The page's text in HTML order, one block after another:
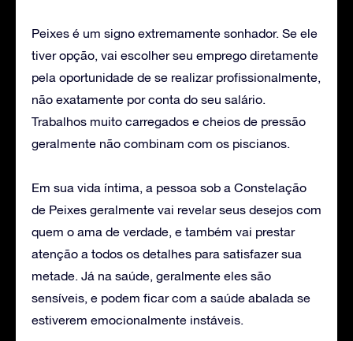
Peixes é um signo extremamente sonhador. Se ele
tiver opção, vai escolher seu emprego diretamente
pela oportunidade de se realizar profissionalmente,
não exatamente por conta do seu salário.
Trabalhos muito carregados e cheios de pressão
geralmente não combinam com os piscianos.
Em sua vida íntima, a pessoa sob a Constelação
de Peixes geralmente vai revelar seus desejos com
quem o ama de verdade, e também vai prestar
atenção a todos os detalhes para satisfazer sua
metade. Já na saúde, geralmente eles são
sensíveis, e podem ficar com a saúde abalada se
estiverem emocionalmente instáveis.